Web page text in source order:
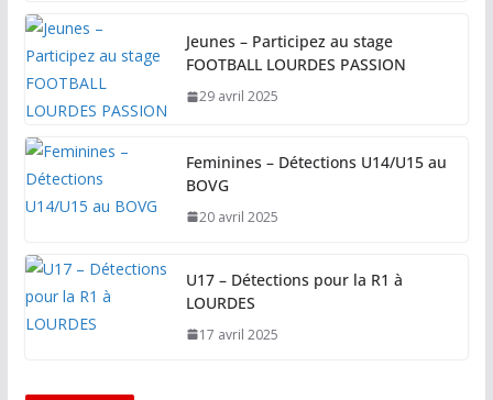
Jeunes – Participez au stage
FOOTBALL LOURDES PASSION
29 avril 2025
Feminines – Détections U14/U15 au
BOVG
20 avril 2025
U17 – Détections pour la R1 à
LOURDES
17 avril 2025